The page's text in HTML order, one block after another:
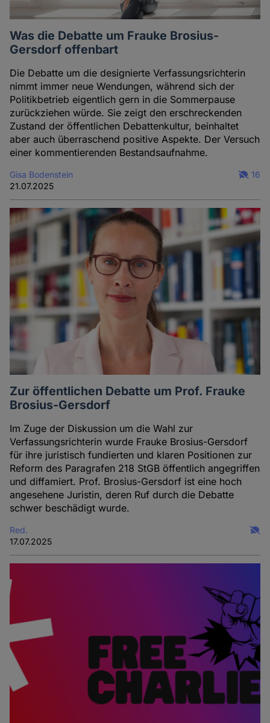
Was die Debatte um Frauke Brosius-
Gersdorf offenbart
Die Debatte um die designierte Verfassungsrichterin
nimmt immer neue Wendungen, während sich der
Politikbetrieb eigentlich gern in die Sommerpause
zurückziehen würde. Sie zeigt den erschreckenden
Zustand der öffentlichen Debattenkultur, beinhaltet
aber auch überraschend positive Aspekte. Der Versuch
einer kommentierenden Bestandsaufnahme.
Gisa Bodenstein
21.07.2025
16
Zur öffentlichen Debatte um Prof. Frauke
Brosius-Gersdorf
Im Zuge der Diskussion um die Wahl zur
Verfassungsrichterin wurde Frauke Brosius-Gersdorf
für ihre juristisch fundierten und klaren Positionen zur
Reform des Paragrafen 218 StGB öffentlich angegriffen
und diffamiert. Prof. Brosius-Gersdorf ist eine hoch
angesehene Juristin, deren Ruf durch die Debatte
schwer beschädigt wurde.
Red.
17.07.2025